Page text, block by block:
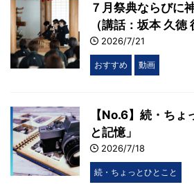
７月祭典ならびに
（講話：坂本 久徳
2026/7/21
おすすめ 動画
【No.6】続・ち
と記憶」
2026/7/18
続・ちょっとひとこと